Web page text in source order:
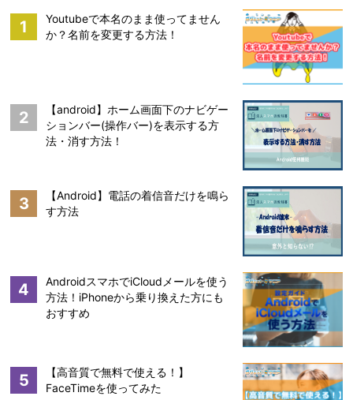
1
Youtubeで本名のまま使ってません
か？名前を変更する方法！
2
【android】ホーム画面下のナビゲー
ションバー(操作バー)を表示する方
法・消す方法！
3
【Android】電話の着信音だけを鳴ら
す方法
4
AndroidスマホでiCloudメールを使う
方法！iPhoneから乗り換えた方にも
おすすめ
5
【高音質で無料で使える！】
FaceTimeを使ってみた